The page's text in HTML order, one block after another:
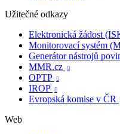
Užitečné odkazy
Elektronická žádost
Monitorovací systém
Generátor nástrojů
MMR.cz 
OPTP 
IROP 
Evropská komise v ČR
Web